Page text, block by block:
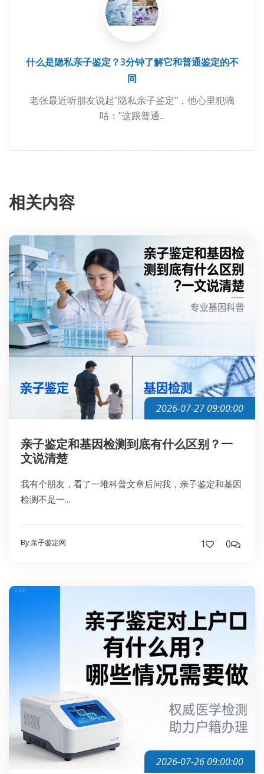
什么是隐私亲子鉴定？3分钟了解它和普通鉴定的不
同
老张最近听朋友说起"隐私亲子鉴定"，他心里犯嘀
咕："这跟普通...
相关内容
2026-07-27 09:00:00
亲子鉴定和基因检测到底有什么区别？一
文说清楚
我有个朋友，看了一堆科普文章后问我，亲子鉴定和基因
检测不是一...
By 亲子鉴定网 1 0
2026-07-26 09:00:00